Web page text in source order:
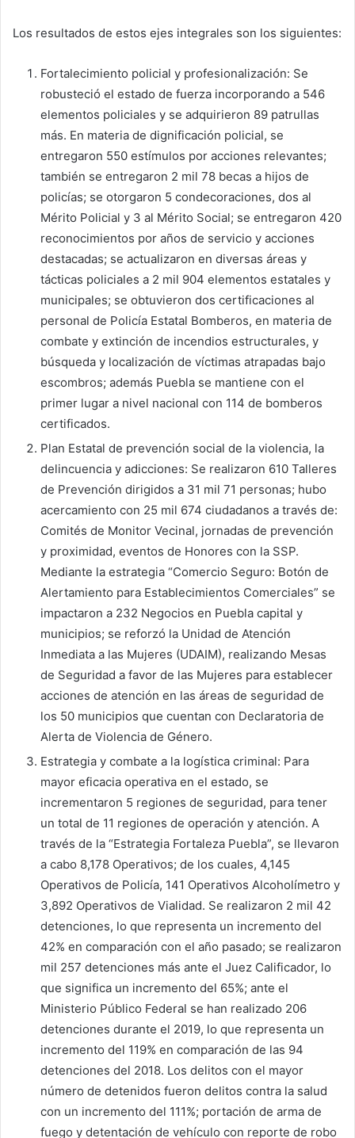
Los resultados de estos ejes integrales son los siguientes:
Fortalecimiento policial y profesionalización: Se
robusteció el estado de fuerza incorporando a 546
elementos policiales y se adquirieron 89 patrullas
más. En materia de dignificación policial, se
entregaron 550 estímulos por acciones relevantes;
también se entregaron 2 mil 78 becas a hijos de
policías; se otorgaron 5 condecoraciones, dos al
Mérito Policial y 3 al Mérito Social; se entregaron 420
reconocimientos por años de servicio y acciones
destacadas; se actualizaron en diversas áreas y
tácticas policiales a 2 mil 904 elementos estatales y
municipales; se obtuvieron dos certificaciones al
personal de Policía Estatal Bomberos, en materia de
combate y extinción de incendios estructurales, y
búsqueda y localización de víctimas atrapadas bajo
escombros; además Puebla se mantiene con el
primer lugar a nivel nacional con 114 de bomberos
certificados.
Plan Estatal de prevención social de la violencia, la
delincuencia y adicciones: Se realizaron 610 Talleres
de Prevención dirigidos a 31 mil 71 personas; hubo
acercamiento con 25 mil 674 ciudadanos a través de:
Comités de Monitor Vecinal, jornadas de prevención
y proximidad, eventos de Honores con la SSP.
Mediante la estrategia “Comercio Seguro: Botón de
Alertamiento para Establecimientos Comerciales” se
impactaron a 232 Negocios en Puebla capital y
municipios; se reforzó la Unidad de Atención
Inmediata a las Mujeres (UDAIM), realizando Mesas
de Seguridad a favor de las Mujeres para establecer
acciones de atención en las áreas de seguridad de
los 50 municipios que cuentan con Declaratoria de
Alerta de Violencia de Género.
Estrategia y combate a la logística criminal: Para
mayor eficacia operativa en el estado, se
incrementaron 5 regiones de seguridad, para tener
un total de 11 regiones de operación y atención. A
través de la “Estrategia Fortaleza Puebla”, se llevaron
a cabo 8,178 Operativos; de los cuales, 4,145
Operativos de Policía, 141 Operativos Alcoholímetro y
3,892 Operativos de Vialidad. Se realizaron 2 mil 42
detenciones, lo que representa un incremento del
42% en comparación con el año pasado; se realizaron
mil 257 detenciones más ante el Juez Calificador, lo
que significa un incremento del 65%; ante el
Ministerio Público Federal se han realizado 206
detenciones durante el 2019, lo que representa un
incremento del 119% en comparación de las 94
detenciones del 2018. Los delitos con el mayor
número de detenidos fueron delitos contra la salud
con un incremento del 111%; portación de arma de
fuego y detentación de vehículo con reporte de robo